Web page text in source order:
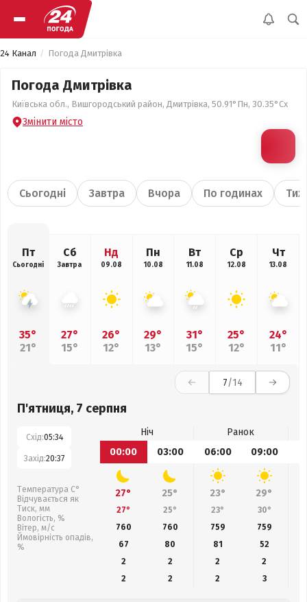
24 Канал Погода Дмитрівка
Погода Дмитрівка
Київська обл., Вишгородський район, Дмитрівка, 50.91°Пн, 30.35°Сх
Змінити місто
Сьогодні Завтра Вчора По годинах
Пт
Сьогодні
35°
21°
Сб
Завтра
27°
15°
Нд
09.08
26°
12°
Пн
10.08
29°
13°
Вт
11.08
31°
15°
Ср
12.08
25°
12°
Чт
13.08
24°
11°
7/14
П'ятниця, 7 серпня
Схід:05:34
Захід:20:37
Температура С°
Відчувається як
Тиск, мм
Вологість, %
Вітер, м/с
Ймовірність опадів,
%
Ніч
Ранок
00:00
03:00 06:00 09:00
27° 25° 23° 29°
27° 25° 23° 30°
760
760 759 759
67
80 81 52
2
2 2
2
2
2 2 3